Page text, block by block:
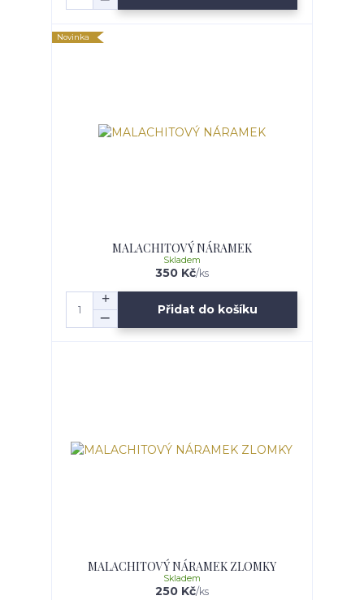
Novinka
MALACHITOVÝ NÁRAMEK
350 Kč/ks
Skladem
Přidat do košíku
MALACHITOVÝ NÁRAMEK ZLOMKY
250 Kč/ks
Skladem